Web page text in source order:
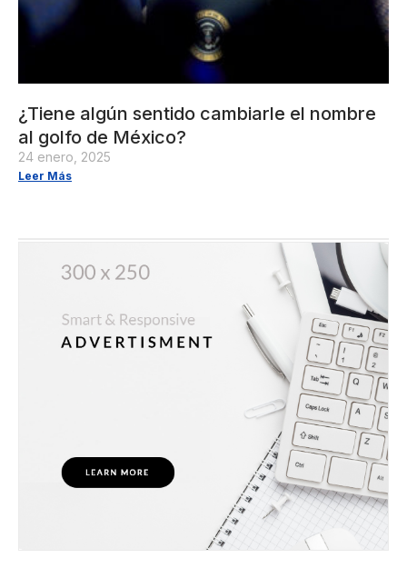
¿Tiene algún sentido cambiarle el nombre
al golfo de México?
24 enero, 2025
Leer Más